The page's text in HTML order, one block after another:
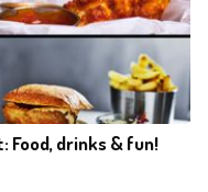
Food, drinks & fun!